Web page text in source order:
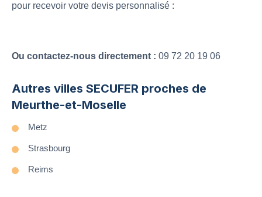
pour recevoir votre devis personnalisé :
Ou contactez-nous directement : 09 72 20 19 06
Autres villes SECUFER proches de
Meurthe-et-Moselle
Metz
Strasbourg
Reims